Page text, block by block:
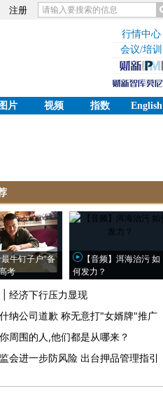
注册
行情中心
会议/培训
图片 视频 指数
English
牛钉子户”备
考
【音频】洱海治污 如
何发力？
经济下行压力显现
纳公司道歉 称无意打"女婿牌"推广
你周围的人,他们都是从哪来？
会进一步防风险 出台押品管理指引